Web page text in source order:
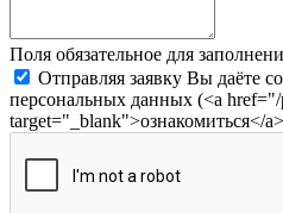
Поля обязательное для
Отправляя заявку Вы даёте
персональных данных (<a href="/
target="_blank">ознакомиться</